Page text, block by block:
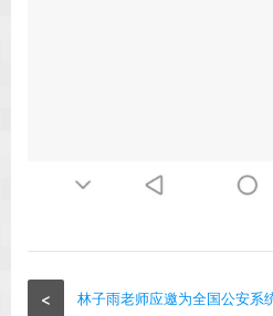
< 林子雨老师应邀为全国公安系